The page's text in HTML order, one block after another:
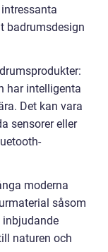
badrumsdesign
har intelligenta
Det kan vara
sensorer eller
moderna
såsom
inbjudande
naturen och